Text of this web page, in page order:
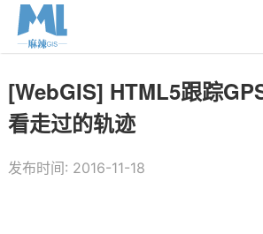
[WebGIS] HTML5跟踪
看走过的轨迹
发布时间: 2016-11-18